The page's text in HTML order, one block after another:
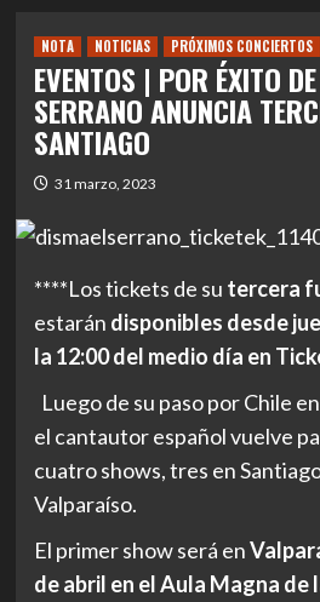
NOTA NOTICIAS PRÓXIMOS CONCIERTOS
EVENTOS | POR ÉXITO
SERRANO ANUNCIA
SANTIAGO
31 marzo, 2023
****Los tickets de su tercera
estarán disponibles desde
la 12:00 del medio día en
Luego de su paso por Chile
el cantautor español vuelve
cuatro shows, tres en
Valparaíso.
El primer show será en
de abril en el Aula Magna de